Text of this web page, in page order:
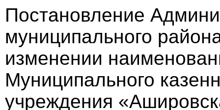
Постановление
муниципального
изменении
Муниципального
учреждения